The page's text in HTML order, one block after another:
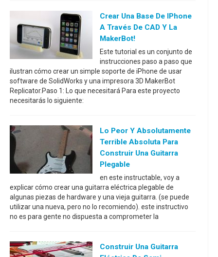
Crear Una Base De IPhone
A Través De CAD Y La
MakerBot!
Este tutorial es un conjunto de
instrucciones paso a paso que
ilustran cómo crear un simple soporte de iPhone de usar
software de SolidWorks y una impresora 3D MakerBot
Replicator.Paso 1: Lo que necesitará Para este proyecto
necesitarás lo siguiente:
Lo Peor Y Absolutamente
Terrible Absoluta Para
Construir Una Guitarra
Plegable
en este instructable, voy a
explicar cómo crear una guitarra eléctrica plegable de
algunas piezas de hardware y una vieja guitarra. (se puede
utilizar una nueva, pero no lo recomiendo). este instructivo
no es para gente no dispuesta a comprometer la
Construir Una Guitarra